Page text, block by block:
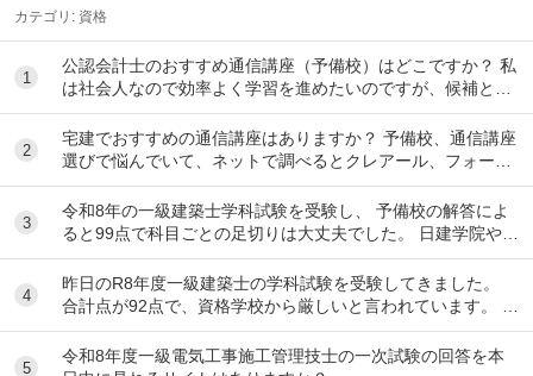
カテゴリ: 資格
1
公認会計士のおすすめ通信講座（予備校）はどこですか？ 私
は社会人なので効率よく学習を進めたいのですが、候補とし
てはクレアール、LEC、CPA会計学院、大原...
2
宅建でおすすめの通信講座はありますか？ 予備校、通信講座
選びで悩んでいて、ネットで調べるとクレアール、フォーサ
イト、スタディング、TACなど色々出てきて...
3
令和8年の一級建築士学科試験を受験し、 予備校の解答によ
ると99点で科目ごとの足切りは大丈夫でした。 日建学院やX
によると合格最低点予想が高くなると言われ...
4
昨日のR8年度一級建築士の学科試験を受験してきました。
合計点が92点で、資格学校から厳しいと言われています。 製
図の準備は始めるべきでしょうか？ ちな...
5
令和8年度一級電気工事施工管理技士の一次試験の回答を本